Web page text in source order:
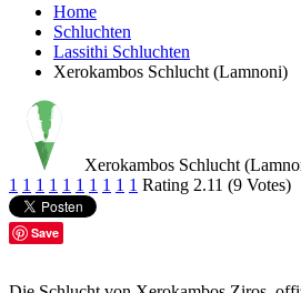
Home
Schluchten
Lassithi Schluchten
Xerokambos Schlucht (Lamnoni)
Xerokambos Schlucht
1 1 1 1 1 1 1 1 1 1 Rating 2.11 (9 Votes)
Save